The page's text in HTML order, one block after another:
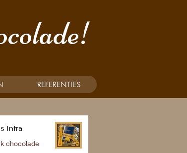
REFERENTIES
Infra
chocolade